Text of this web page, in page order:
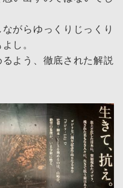
がらゆっくりじっくり
し。
よう、徹底された解説